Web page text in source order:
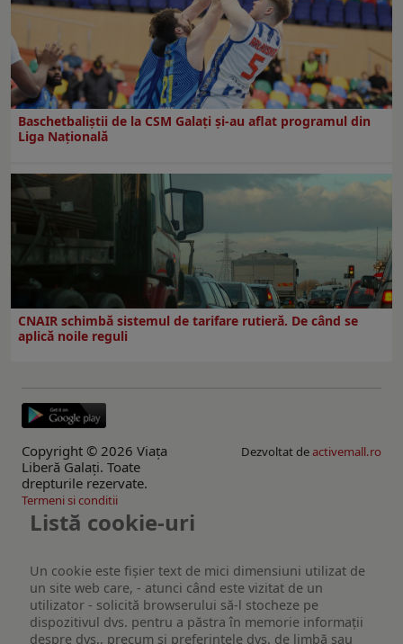
Baschetbaliștii de la CSM Galați și-au aflat programul din
Liga Națională
CNAIR schimbă sistemul de tarifare rutieră. De când se
aplică noile reguli
Copyright © 2026 Viaţa
Liberă Galaţi. Toate
drepturile rezervate.
Dezvoltat deactivemall.ro
Termeni si conditii
Listă cookie-uri
Un cookie este fişier text de mici dimensiuni utilizat de
un site web care, - atunci când este vizitat de un
utilizator - solicită browserului să-l stocheze pe
dispozitivul dvs. pentru a păstra în memorie informații
despre dvs., precum și preferințele dvs. de limbă sau